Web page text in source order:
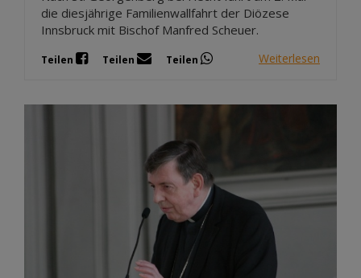
die diesjährige Familienwallfahrt der Diözese
Innsbruck mit Bischof Manfred Scheuer.
Teilen Teilen Teilen Weiterlesen